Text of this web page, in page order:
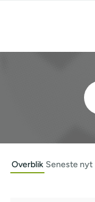
Overblik Seneste nyt